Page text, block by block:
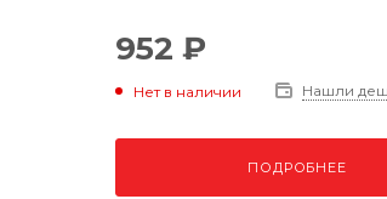
952 ₽
Нет в наличии Нашли
ПОДРОБНЕЕ